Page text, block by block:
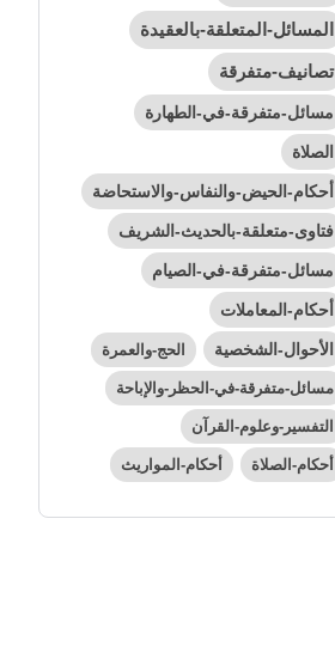
المسائل-المتعلقة-بالعقيدة
تصانيف-متفرقة
مسائل-متفرقة-في-الطهارة
الصلاة
أحكام-الحيض-والنفاس-والاستحاضة
فتاوى-متعلقة-بالحديث-الشريف
مسائل-متفرقة-في-الصيام
أحكام-المعاملات
الأحوال-الشخصية الحج-والعمرة
مسائل-متفرقة-في-الحظر-والإباحة
التفسير-وعلوم-القرآن
أحكام-الصلاة أحكام-المواريث